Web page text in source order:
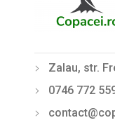
Zalau, str.
0746 772